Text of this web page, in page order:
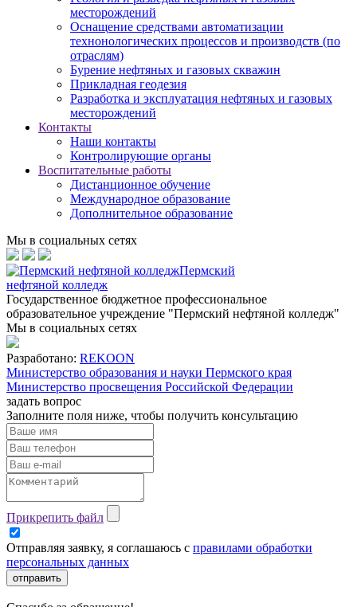
месторождений
Оснащение средствами автоматизации
технонологических процессов и производств (по
отраслям)
Бурение нефтяных и газовых скважин
Прикладная геодезия
Разработка и эксплуатация нефтяных и газовых
месторождений
Контакты
Наши контакты
Контролирующие органы
Воспитательные работы
Дистанционное обучение
Международное образование
Дополнительное образование
Мы в социальных сетях
Пермский
нефтяной колледж
Государственное бюджетное профессиональное
образовательное учреждение "Пермский нефтяной колледж"
Мы в социальных сетях
Разработано: REKOON
Министерство образования и науки Пермского края
Министерство просвещения Российской Федерации
задать вопрос
Заполните поля ниже, чтобы получить консультацию
Прикрепить файл
Отправляя заявку, я соглашаюсь с правилами обработки
персональных данных
отправить